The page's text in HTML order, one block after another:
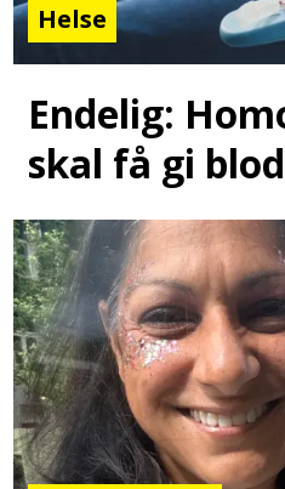
Helse
Endelig:
skal få gi blod